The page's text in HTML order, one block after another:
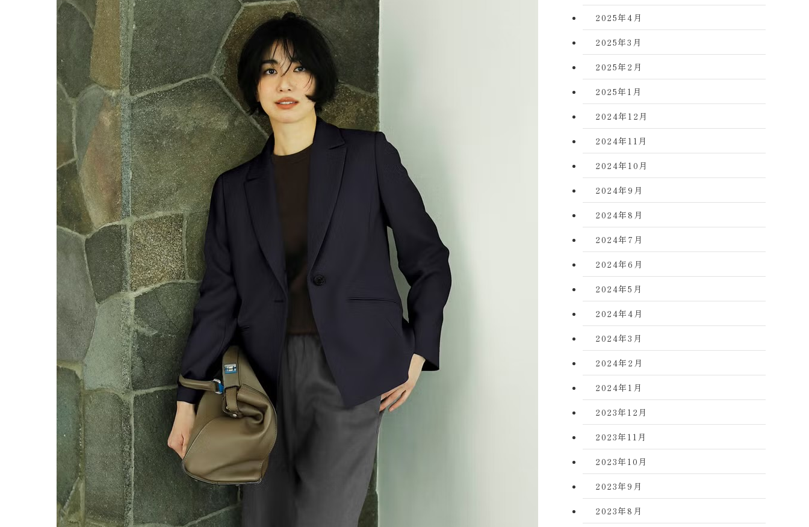
2025年4月
2025年3月
2025年2月
2025年1月
2024年12月
2024年11月
2024年10月
2024年9月
2024年8月
2024年7月
2024年6月
2024年5月
2024年4月
2024年3月
2024年2月
2024年1月
2023年12月
2023年11月
2023年10月
2023年9月
2023年8月